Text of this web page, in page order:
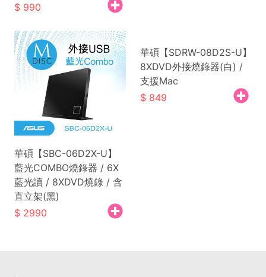
990
華碩【SBC-06D2X-U】
藍光COMBO燒錄器 / 6X
藍光讀 / 8XDVD燒錄 / 含
直立架(黑)
2990
華碩【SDRW-08D2S-U】
8XDVD外接燒錄器(白) /
支援Mac
849